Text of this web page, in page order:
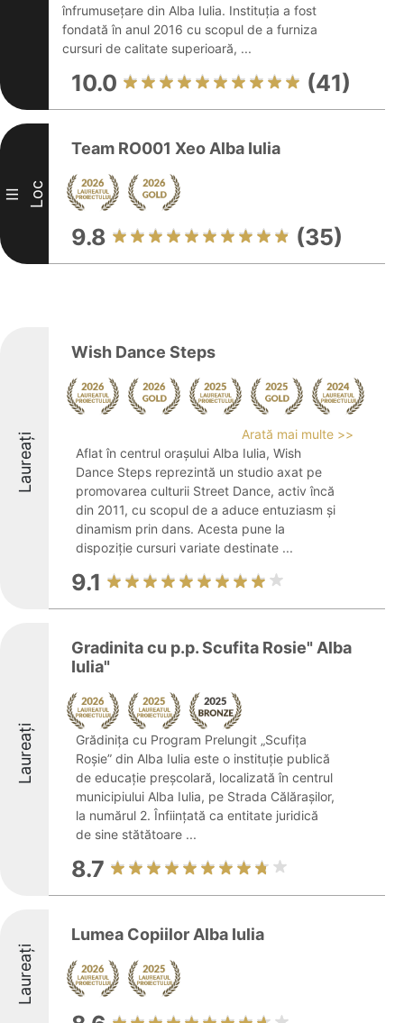
înfrumusețare din Alba Iulia. Instituția a fost
fondată în anul 2016 cu scopul de a furniza
cursuri de calitate superioară, ...
10.0 (41)
III Loc
Team RO001 Xeo Alba Iulia
9.8 (35)
Laureați
Wish Dance Steps
Arată mai multe >>
Aflat în centrul orașului Alba Iulia, Wish
Dance Steps reprezintă un studio axat pe
promovarea culturii Street Dance, activ încă
din 2011, cu scopul de a aduce entuziasm și
dinamism prin dans. Acesta pune la
dispoziție cursuri variate destinate ...
9.1
Laureați
Gradinita cu p.p. Scufita Rosie" Alba
Iulia"
Grădinița cu Program Prelungit „Scufița
Roșie” din Alba Iulia este o instituție publică
de educație preșcolară, localizată în centrul
municipiului Alba Iulia, pe Strada Călărașilor,
la numărul 2. Înființată ca entitate juridică
de sine stătătoare ...
8.7
Laureați
Lumea Copiilor Alba Iulia